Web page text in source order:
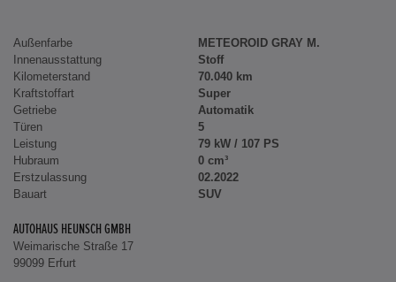
Außenfarbe
METEOROID GRAY M.
Innenausstattung
Stoff
Kilometerstand
70.040 km
Kraftstoffart
Super
Getriebe
Automatik
Türen
5
Leistung
79 kW / 107 PS
Hubraum
0 cm³
Erstzulassung
02.2022
Bauart
SUV
AUTOHAUS HEUNSCH GMBH
Weimarische Straße 17
99099 Erfurt